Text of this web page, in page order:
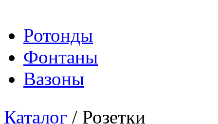
Ротонды
Фонтаны
Вазоны
Каталог / Розетки